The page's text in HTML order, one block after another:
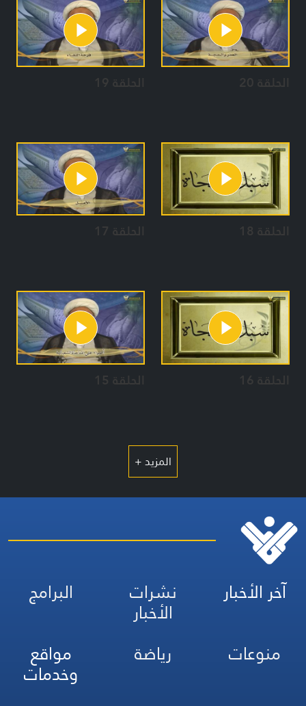
الحلقة 20 الحلقة 19
الحلقة 18 الحلقة 17
الحلقة 16 الحلقة 15
المزيد +
آخر الأخبار نشرات
الأخبار
البرامج
منوعات
رياضة مواقع
وخدمات